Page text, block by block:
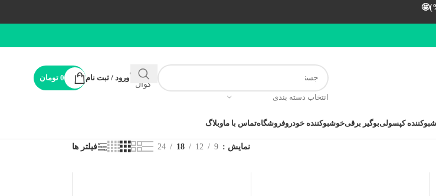
انتخاب دسته بندی
پشتیبانی
کوال
ورود / ثبت نام 0 تومان
کپسولیبوگیر برقیخوشبوکننده خودروفروشگاهتماس با ماوبلاگ
نمایش 9
12
18
24 فیلتر ها